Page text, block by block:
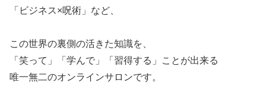
​「ビジネス×呪術」など、
​この世界の裏側の活きた知識を、
「笑って」​「学んで」「習得する」ことが出来る
​唯一無二のオンラインサロンです。